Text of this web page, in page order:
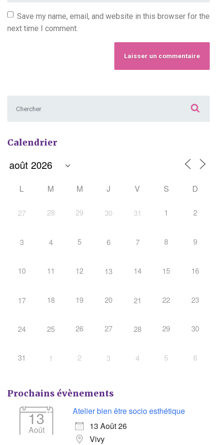
Save my name, email, and website in this browser for the
next time I comment.
Calendrier
L M M J V S D
27 28 29 30 31 1 2
3 4 5 6 7 8 9
10 11 12 13 14 15 16
17 18 19 20 21 22 23
24 25 26 27 28 29 30
31 1 2 3 4 5 6
Prochains évènements
13
Août
Atelier bien être socio esthétique
13 Août 26
Vivy